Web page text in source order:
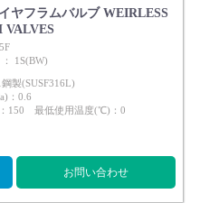
ヤフラムバルブ WEIRLESS
VALVES
1S(BW)
製(SUSF316L)
：0.6
150 最低使用温度(℃)：0
お問い合わせ